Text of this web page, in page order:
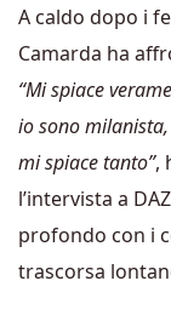
A caldo dopo i
Camarda ha
“Mi spiace
io sono
mi spiace tanto”,
l’intervista a
profondo con i
trascorsa